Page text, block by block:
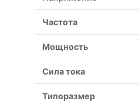
Частота
Мощность
Сила тока
Типоразмер